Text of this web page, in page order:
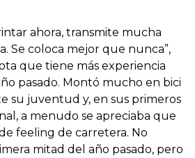
ahora, transmite mucha
Se coloca mejor que nunca”,
que tiene más experiencia
pasado. Montó mucho en bici
su juventud y, en sus primeros
a menudo se apreciaba que
feeling de carretera. No
mitad del año pasado, pero